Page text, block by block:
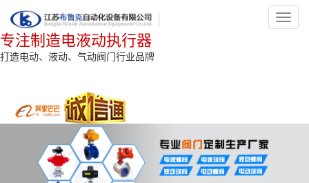
专注制造电液动执行器
打造电动、液动、气动阀门行业品牌